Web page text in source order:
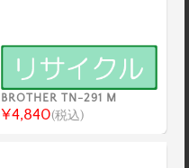
BROTHER TN-291 M
¥4,840(税込)